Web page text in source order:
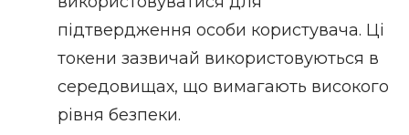
підтвердження особи користувача. Ці
токени зазвичай використовуються в
середовищах, що вимагають високого
рівня безпеки.